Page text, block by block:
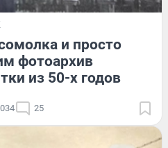
и просто
фотоархив
из 50-х годов
25